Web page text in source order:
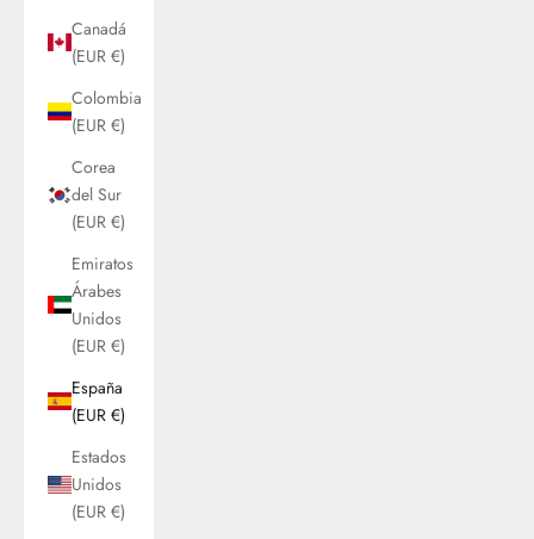
Canadá
(EUR €)
Colombia
(EUR €)
Corea
del Sur
(EUR €)
Emiratos
Árabes
Unidos
(EUR €)
España
(EUR €)
Estados
Unidos
(EUR €)